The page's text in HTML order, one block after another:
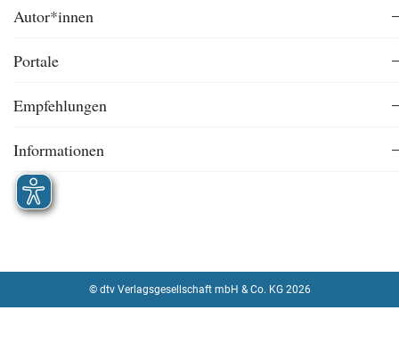
Autor*innen
Portale
Empfehlungen
Informationen
© dtv Verlagsgesellschaft mbH & Co. KG 2026